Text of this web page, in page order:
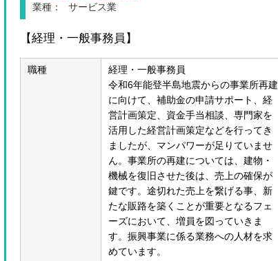
業種： サービス業
【経理・一般事務員】
職種
経理・一般事務員
令和6年能登半島地震からの事業所再建
に向けて、補助金の申請サポート、経
営計画策定、資金手当相談、専門家を
活用した経営計画策定などを行ってき
ましたが、マンパワーが足りていませ
ん。事業所の再建については、建物・
機械を復旧させた後は、売上の確保が
鍵です。途切れた売上を繋げる事、新
たな販路を築くことが重要となるフェ
ーズにおいて、増員を図っていきま
す。振興事業に係る業務への人材を求
めています。